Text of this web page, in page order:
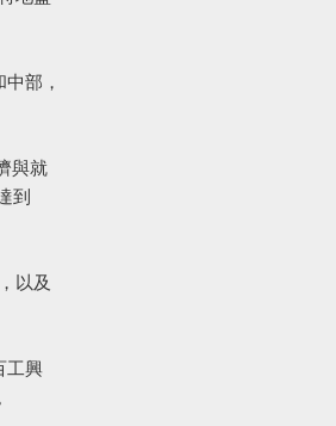
部，
與就
到
以及
工興